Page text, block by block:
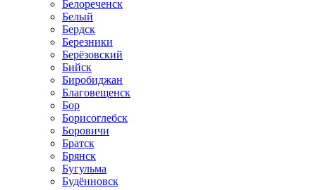
Белореченск
Белый
Бердск
Березники
Берёзовский
Бийск
Биробиджан
Благовещенск
Бор
Борисоглебск
Боровичи
Братск
Брянск
Бугульма
Будённовск